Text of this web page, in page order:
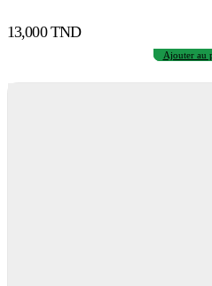
13,000TND
Ajouter au